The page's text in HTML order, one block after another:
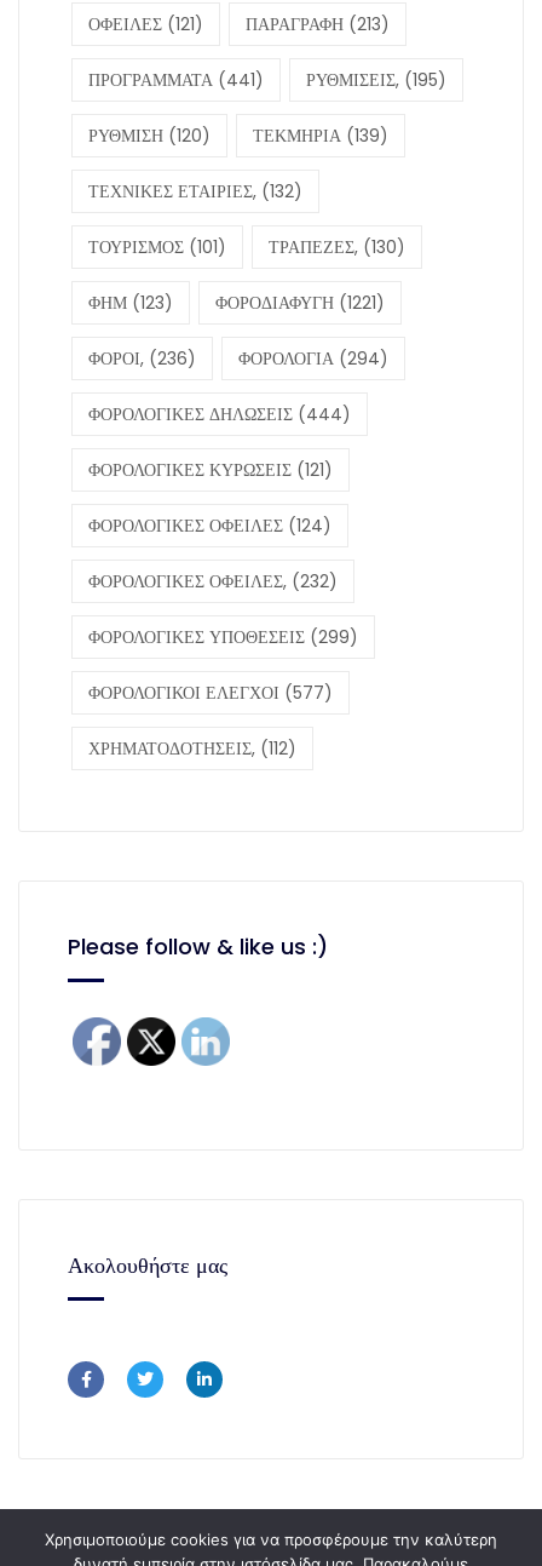
ΟΦΕΙΛΕΣ (121) ΠΑΡΑΓΡΑΦΗ (213)
ΠΡΟΓΡΑΜΜΑΤΑ (441) ΡΥΘΜΙΣΕΙΣ, (195)
ΡΥΘΜΙΣΗ (120) ΤΕΚΜΗΡΙΑ (139)
ΤΕΧΝΙΚΕΣ ΕΤΑΙΡΙΕΣ, (132)
ΤΟΥΡΙΣΜΟΣ (101) ΤΡΑΠΕΖΕΣ, (130)
ΦΗΜ (123) ΦΟΡΟΔΙΑΦΥΓΗ (1221)
ΦΟΡΟΙ, (236) ΦΟΡΟΛΟΓΙΑ (294)
ΦΟΡΟΛΟΓΙΚΕΣ ΔΗΛΩΣΕΙΣ (444)
ΦΟΡΟΛΟΓΙΚΕΣ ΚΥΡΩΣΕΙΣ (121)
ΦΟΡΟΛΟΓΙΚΕΣ ΟΦΕΙΛΕΣ (124)
ΦΟΡΟΛΟΓΙΚΕΣ ΟΦΕΙΛΕΣ, (232)
ΦΟΡΟΛΟΓΙΚΕΣ ΥΠΟΘΕΣΕΙΣ (299)
ΦΟΡΟΛΟΓΙΚΟΙ ΕΛΕΓΧΟΙ (577)
ΧΡΗΜΑΤΟΔΟΤΗΣΕΙΣ, (112)
Please follow & like us :)
Ακολουθήστε μας
Χρησιμοποιούμε cookies για να προσφέρουμε την καλύτερη